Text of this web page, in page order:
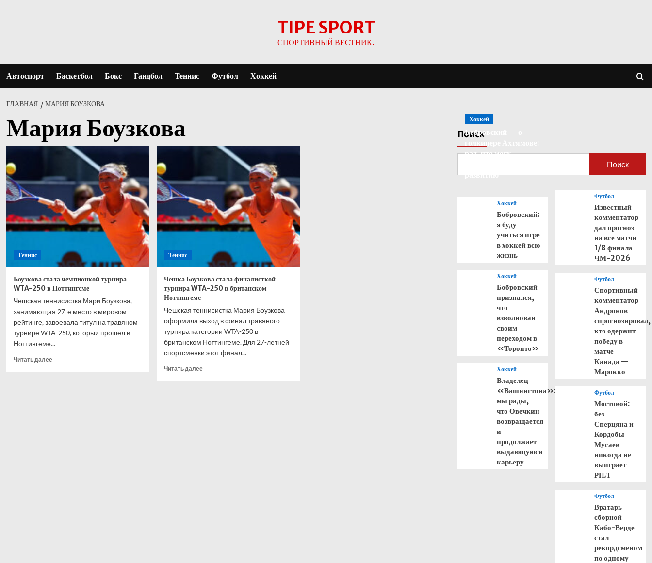
TIPE SPORT
СПОРТИВНЫЙ ВЕСТНИК.
Автоспорт Баскетбол Бокс Гандбол Теннис Футбол Хоккей
ГЛАВНАЯ МАРИЯ БОУЗКОВА
Мария Боузкова
Теннис
Боузкова стала чемпионкой турнира
WTA-250 в Ноттингеме
Чешская теннисистка Мари Боузкова,
занимающая 27-е место в мировом
рейтинге, завоевала титул на травяном
турнире WTA-250, который прошел в
Ноттингеме...
Читать далееПрочитать
Теннис
Чешка Боузкова стала финалисткой
турнира WTA-250 в британском
Ноттингеме
Чешская теннисистка Мария Боузкова
оформила выход в финал травяного
турнира категории WTA-250 в
британском Ноттингеме. Для 27-летней
спортсменки этот финал...
Читать далееПрочитать
Поиск
Поиск
Хоккей
Бобровский — о
рад, что могу
развитию
Хоккей
Бобровский:
я буду
учиться игре
в хоккей всю
жизнь
Хоккей
Бобровский
признался,
что
взволнован
своим
переходом в
«Торонто»
Хоккей
Владелец
«Вашингтона»:
мы рады,
что Овечкин
возвращается
и
продолжает
выдающуюся
карьеру
Футбол
Известный
комментатор
дал прогноз
на все матчи
1/8 финала
ЧМ-2026
Футбол
Спортивный
комментатор
Андронов
спрогнозировал,
кто одержит
победу в
матче
Канада —
Марокко
Футбол
Мостовой:
без
Сперцяна и
Кордобы
Мусаев
никогда не
выиграет
РПЛ
Футбол
Вратарь
сборной
Кабо-Верде
стал
рекордсменом
по одному